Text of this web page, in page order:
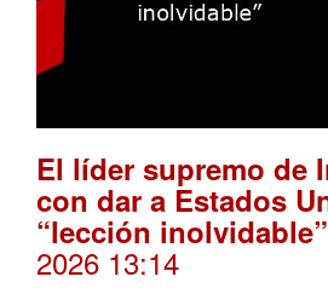
El líder supremo de
con dar a Estados
“lección inolvidable”
2026 13:14